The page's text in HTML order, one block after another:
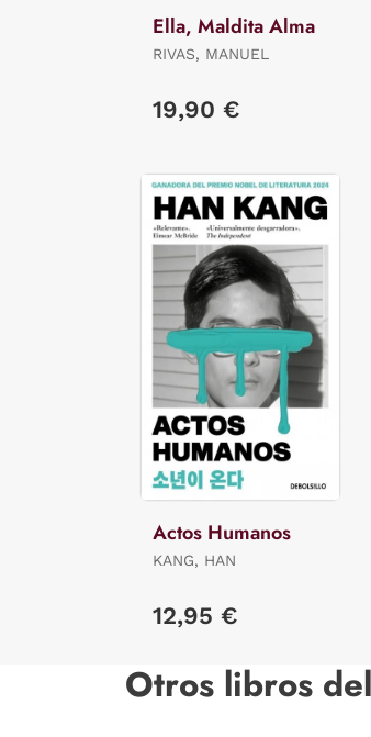
Ella, Maldita Alma
RIVAS, MANUEL
19,90 €
Actos Humanos
KANG, HAN
12,95 €
Otros libros